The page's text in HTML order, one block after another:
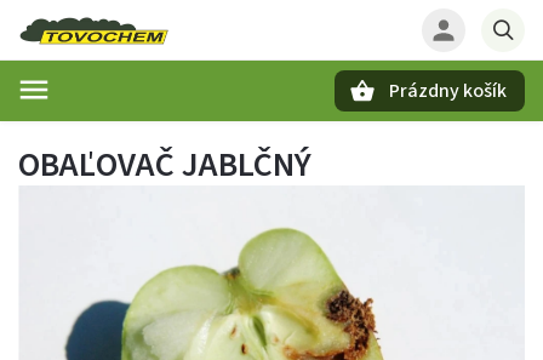
Prázdny košík
OBAĽOVAČ JABLČNÝ